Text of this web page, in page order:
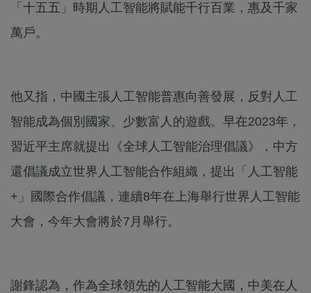
「十五五」時期人工智能將賦能千行百業，惠及千家
萬戶。
他又指，中國主張人工智能普惠向善發展，反對人工
智能成為個別國家、少數富人的遊戲。早在2023年，
習近平主席就提出《全球人工智能治理倡議》，中方
還倡議成立世界人工智能合作組織，提出「人工智能
+」國際合作倡議，連續8年在上海舉行世界人工智能
大會，今年大會將於7月舉行。
謝鋒認為，作為全球領先的人工智能大國，中美在人